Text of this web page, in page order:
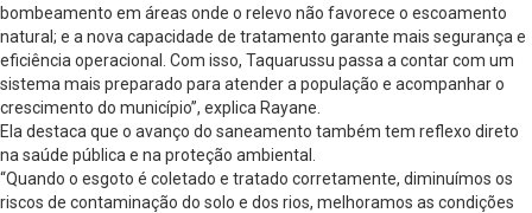
bombeamento em áreas onde o relevo não favorece o escoamento
natural; e a nova capacidade de tratamento garante mais segurança e
eficiência operacional. Com isso, Taquarussu passa a contar com um
sistema mais preparado para atender a população e acompanhar o
crescimento do município”, explica Rayane.
Ela destaca que o avanço do saneamento também tem reflexo direto
na saúde pública e na proteção ambiental.
“Quando o esgoto é coletado e tratado corretamente, diminuímos os
riscos de contaminação do solo e dos rios, melhoramos as condições